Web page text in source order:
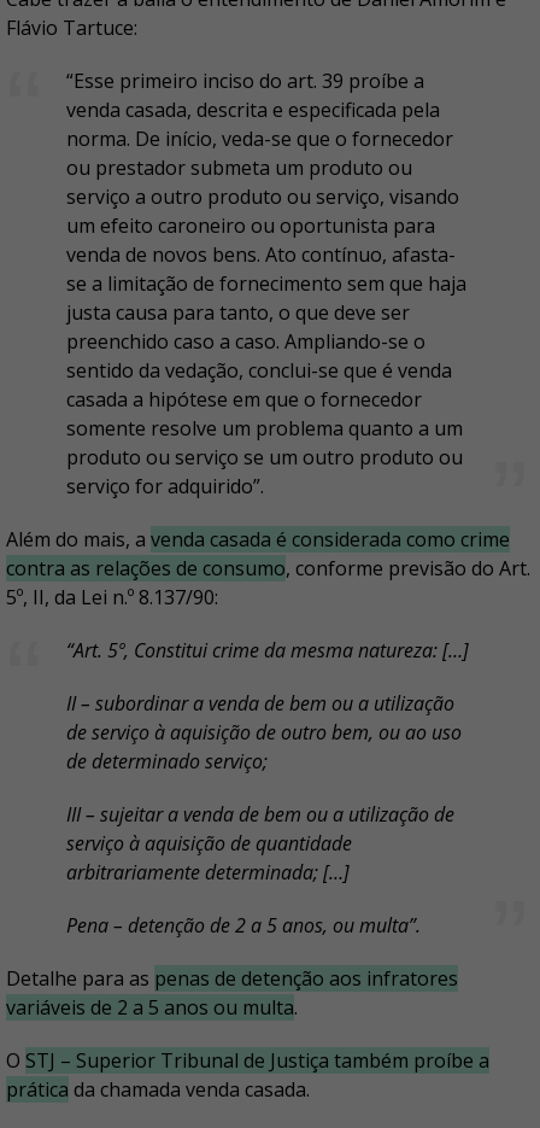
Flávio Tartuce:
“Esse primeiro inciso do art. 39 proíbe a
venda casada, descrita e especificada pela
norma. De início, veda-se que o fornecedor
ou prestador submeta um produto ou
serviço a outro produto ou serviço, visando
um efeito caroneiro ou oportunista para
venda de novos bens. Ato contínuo, afasta-
se a limitação de fornecimento sem que haja
justa causa para tanto, o que deve ser
preenchido caso a caso. Ampliando-se o
sentido da vedação, conclui-se que é venda
casada a hipótese em que o fornecedor
somente resolve um problema quanto a um
produto ou serviço se um outro produto ou
serviço for adquirido”.
Além do mais, a venda casada é considerada como crime
contra as relações de consumo, conforme previsão do Art.
5º, II, da Lei n.º 8.137/90:
“Art. 5º, Constitui crime da mesma natureza: […]
II – subordinar a venda de bem ou a utilização
de serviço à aquisição de outro bem, ou ao uso
de determinado serviço;
III – sujeitar a venda de bem ou a utilização de
serviço à aquisição de quantidade
arbitrariamente determinada; […]
Pena – detenção de 2 a 5 anos, ou multa”.
Detalhe para as penas de detenção aos infratores
variáveis de 2 a 5 anos ou multa.
O STJ – Superior Tribunal de Justiça também proíbe a
prática da chamada venda casada.